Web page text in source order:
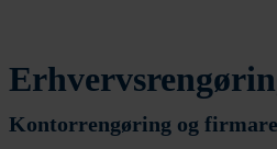
Kontorrengøring og